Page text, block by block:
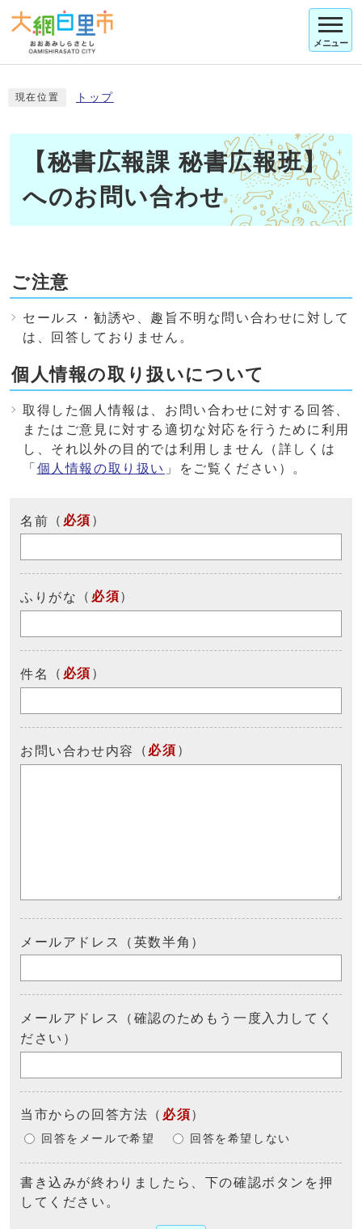
メニュー
現在位置 トップ
【秘書広報課 秘書広報班】
へのお問い合わせ
ご注意
セールス・勧誘や、趣旨不明な問い合わせに対して
は、回答しておりません。
個人情報の取り扱いについて
取得した個人情報は、お問い合わせに対する回答、
またはご意見に対する適切な対応を行うために利用
し、それ以外の目的では利用しません（詳しくは
「 個人情報の取り扱い 」をご覧ください）。
名前 （ 必須 ）
ふりがな （ 必須）
件名 （ 必須 ）
お問い合わせ内容 （ 必須 ）
メールアドレス（英数半角）
メールアドレス（確認のためもう一度入力してく
ださい）
当市からの回答方法 （ 必須）
回答をメールで希望 回答を希望しない
書き込みが終わりましたら、下の確認ボタンを押
してください。